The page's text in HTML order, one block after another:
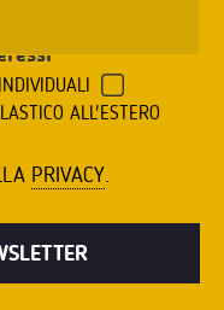
ALL'ESTERO
PRIVACY.